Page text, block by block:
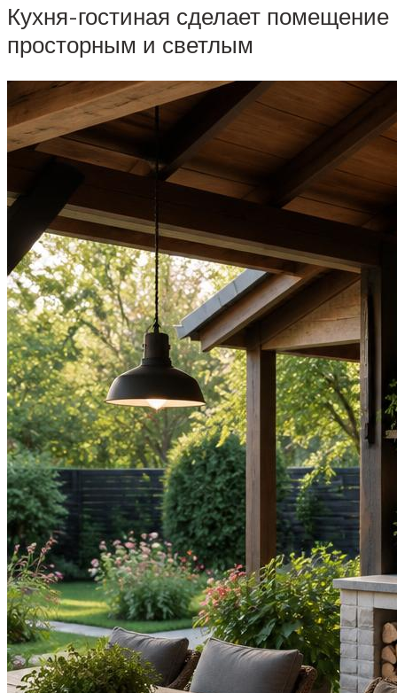
Кухня-гостиная сделает помещение
просторным и светлым